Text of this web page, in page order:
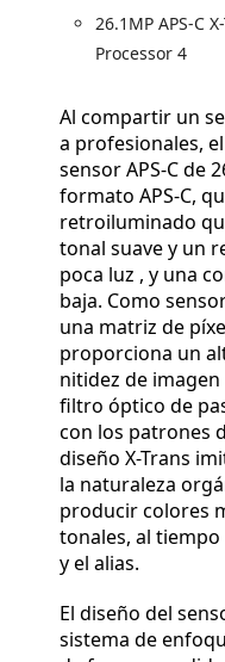
26.1MP APS-C
Processor 4
Al compartir un
a profesionales,
sensor APS-C de
formato APS-C,
retroiluminado
tonal suave y un
poca luz , y una
baja. Como
una matriz de
proporciona un
nitidez de
filtro óptico de
con los patrones
diseño X-Trans
la naturaleza
producir colores
tonales, al
y el alias.
El diseño del
sistema de